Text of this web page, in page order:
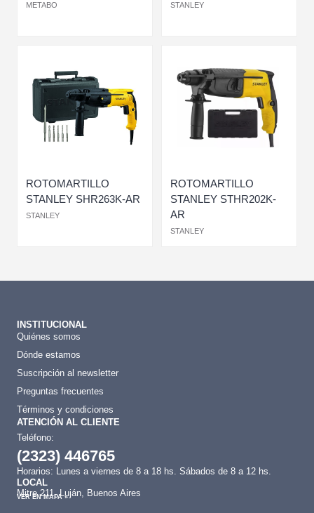
METABO STANLEY
ROTOMARTILLO
STANLEY SHR263K-AR
STANLEY
ROTOMARTILLO
STANLEY STHR202K-
AR
STANLEY
INSTITUCIONAL
Quiénes somos
Dónde estamos
Suscripción al newsletter
Preguntas frecuentes
Términos y condiciones
ATENCIÓN AL CLIENTE
Teléfono:
(2323) 446765
Horarios: Lunes a viernes de 8 a 18 hs. Sábados de 8 a 12 hs.
LOCAL
Mitre 211, Luján, Buenos Aires
VER EN MAPA »